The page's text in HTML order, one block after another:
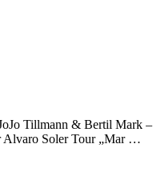
Tillmann & Bertil Mark –
Alvaro Soler Tour „Mar …